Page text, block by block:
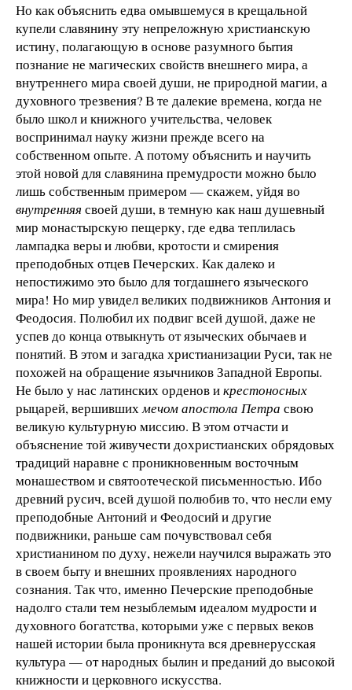
Но как объ­яс­нить едва омывшемуся в крещальной
купели славянину эту непреложную христианскую
истину, полагающую в основе разумного бытия
познание не магических свойств внешнего мира, а
внутреннего мира своей души, не природной магии, а
духовного трезвения? В те далекие времена, когда не
было школ и книжного учительства, человек
воспринимал науку жизни прежде всего на
собственном опыте. А потому объяснить и научить
этой новой для славянина премудрости можно было
лишь собственным примером — скажем, уйдя во
внутренняя своей души, в темную как наш душевный
мир монастырскую пе­щерку, где едва теплилась
лампадка веры и любви, кро­тости и смирения
преподобных отцев Печерских. Как далеко и
непостижимо это было для тогдашнего языческого
мира! Но мир увидел великих подвижников Антония и
Феодосия. Полюбил их подвиг всей душой, даже не
успев до конца отвыкнуть от языческих обычаев и
понятий. В этом и загадка христианизации Руси, так не
похожей на обращение язычников Западной Европы.
Не было у нас латинских орденов икрестоносных
рыцарей, вершившихмечом апостола Петра свою
великую культурную миссию. В этом отчасти и
объяснение той живучести дохристианских обрядовых
традиций наравне с проникновенным восточным
монашест­вом и святоотеческой письменностью. Ибо
древний русич, всей душой полюбив то, что несли ему
преподобные Антоний и Феодосий и другие
подвижники, раньше сам почувствовал себя
христианином по духу, нежели научился выражать это
в своем быту и внешних проявлениях народного
сознания. Так что, именно Печерские преподобные
надолго стали тем незыблемым идеалом мудрости и
духовного богатства, которыми уже с первых веков
нашей истории была проникнута вся древнерусская
культура — от народных былин и преданий до высокой
книжности и церковного искусства.